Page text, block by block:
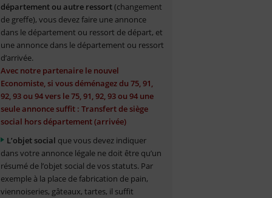
département ou autre ressort(changement
de greffe), vous devez faire une annonce
dans le département ou ressort de départ, et
une annonce dans le département ou ressort
d’arrivée.
Avec notre partenaire le nouvel
Economiste, si vous déménagez du 75, 91,
92, 93 ou 94 vers le 75, 91, 92, 93 ou 94 une
seule annonce suffit : Transfert de siège
social hors département (arrivée)
L’objet social que vous devez indiquer
dans votre annonce légale ne doit être qu’un
résumé de l’objet social de vos statuts. Par
exemple à la place de fabrication de pain,
viennoiseries, gâteaux, tartes, il suffit